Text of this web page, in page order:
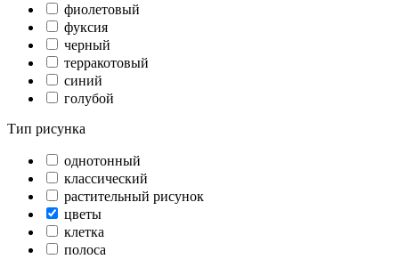
фиолетовый
фуксия
черный
терракотовый
синий
голубой
Тип рисунка
однотонный
классический
растительный рисунок
цветы
клетка
полоса